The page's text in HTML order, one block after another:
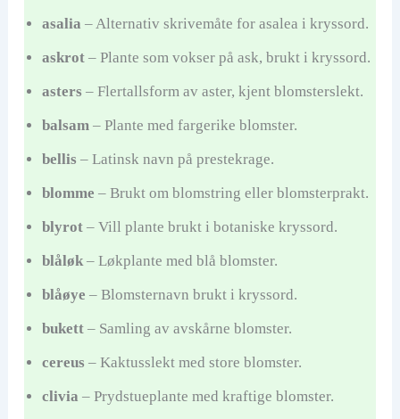
asalia – Alternativ skrivemåte for asalea i kryssord.
askrot– Plante som vokser på ask, brukt i kryssord.
asters – Flertallsform av aster, kjent blomsterslekt.
balsam– Plante med fargerike blomster.
bellis – Latinsk navn på prestekrage.
blomme – Brukt om blomstring eller blomsterprakt.
blyrot– Vill plante brukt i botaniske kryssord.
blåløk– Løkplante med blå blomster.
blåøye – Blomsternavn brukt i kryssord.
bukett– Samling av avskårne blomster.
cereus – Kaktusslekt med store blomster.
clivia – Prydstueplante med kraftige blomster.